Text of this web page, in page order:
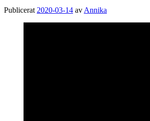
Publicerat 2020-03-14 av Annika